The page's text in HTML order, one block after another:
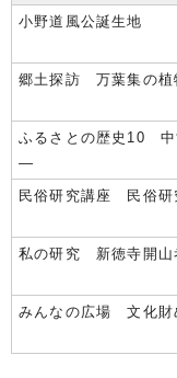
小野道風公誕生地
郷土探訪 万葉集の
ふるさとの歴史10
―
民俗研究講座 民俗
私の研究 新徳寺開山
みんなの広場 文化財